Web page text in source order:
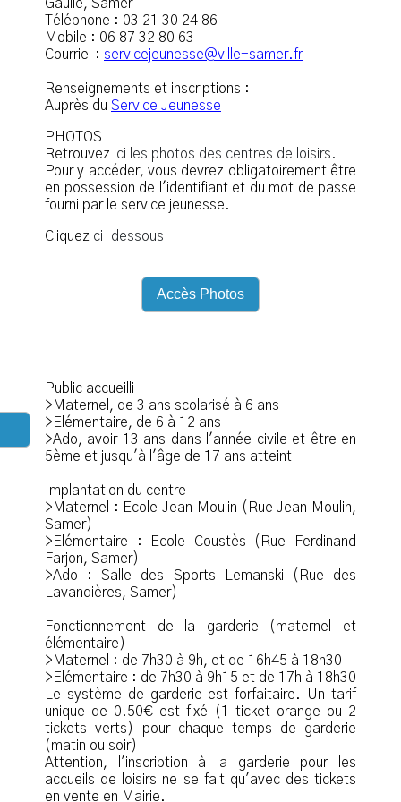
Gaulle, Samer
Téléphone : 03 21 30 24 86
Mobile : 06 87 32 80 63
Courriel : servicejeunesse@ville-samer.fr
Renseignements et inscriptions :
Auprès du Service Jeunesse
PHOTOS
Retrouvez ici les photos des centres de loisirs.
Pour y accéder, vous devrez obligatoirement être
en possession de l'identifiant et du mot de passe
fourni par le service jeunesse.
Cliquez ci-dessous
Accès Photos
Public accueilli
>Maternel, de 3 ans scolarisé à 6 ans
>Elémentaire, de 6 à 12 ans
>Ado, avoir 13 ans dans l'année civile et être en
5ème et jusqu'à l'âge de 17 ans atteint
Implantation du centre
>Maternel : Ecole Jean Moulin (Rue Jean Moulin,
Samer)
>Elémentaire : Ecole Coustès (Rue Ferdinand
Farjon, Samer)
>Ado : Salle des Sports Lemanski (Rue des
Lavandières, Samer)
Fonctionnement de la garderie (maternel et
élémentaire)
>Maternel : de 7h30 à 9h, et de 16h45 à 18h30
>Elémentaire : de 7h30 à 9h15 et de 17h à 18h30
Le système de garderie est forfaitaire. Un tarif
unique de 0.50€ est fixé (1 ticket orange ou 2
tickets verts) pour chaque temps de garderie
(matin ou soir)
Attention, l'inscription à la garderie pour les
accueils de loisirs ne se fait qu'avec des tickets
en vente en Mairie.